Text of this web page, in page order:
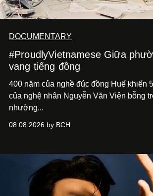
DOCUMENTARY
#ProudlyVietnamese Giữa
vang tiếng đồng
400 năm của nghề đúc đồng Huế khiến
của nghệ nhân Nguyễn Văn Viện bỗng
nhường...
08.08.2026 by BCH